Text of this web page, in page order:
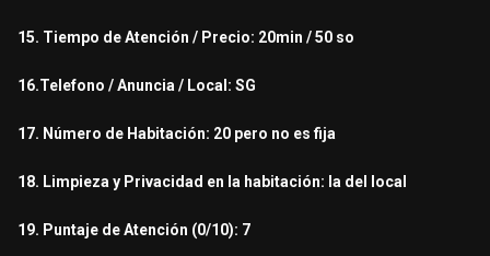
15. Tiempo de Atención / Precio: 20min / 50 so
16.Telefono / Anuncia / Local: SG
17. Número de Habitación: 20 pero no es fija
18. Limpieza y Privacidad en la habitación: la del local
19. Puntaje de Atención (0/10): 7